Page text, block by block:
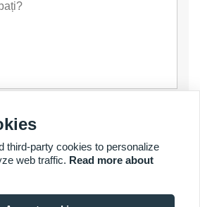
third-party cookies to personalize
web traffic. Read more about